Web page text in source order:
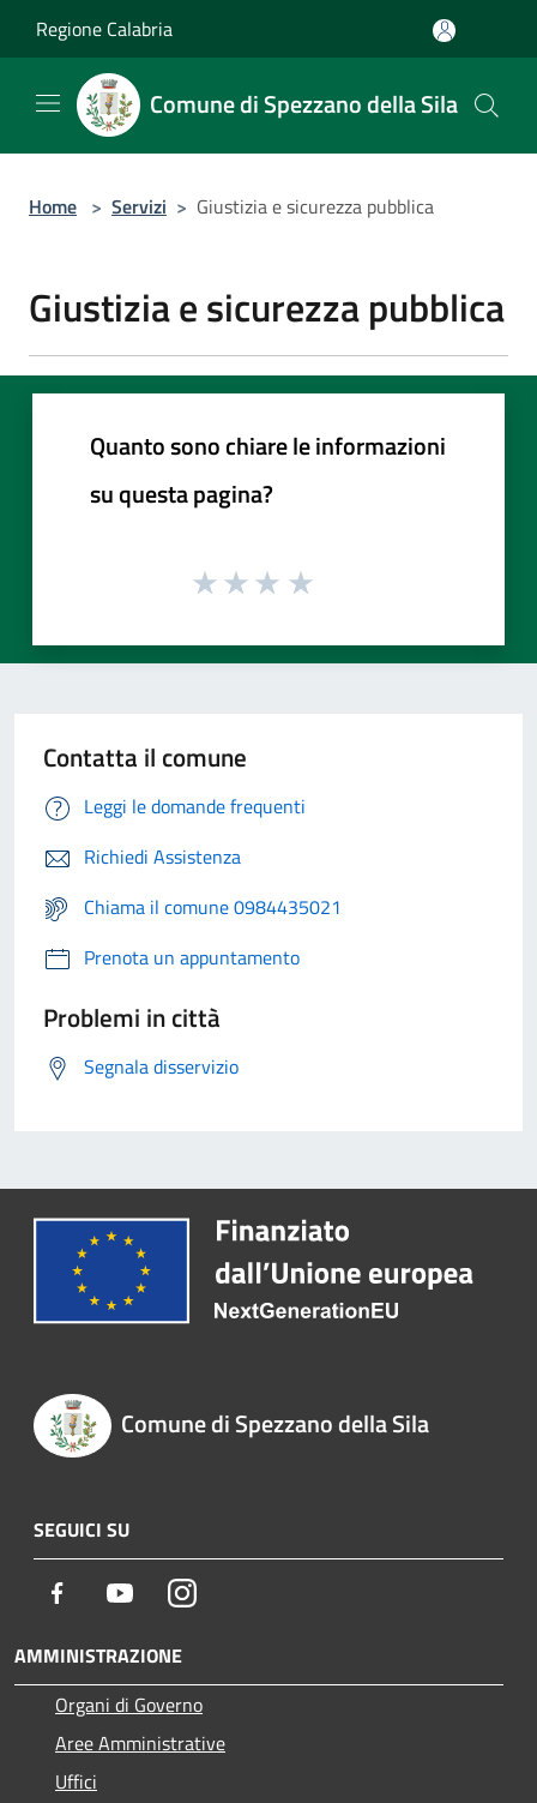
Regione Calabria
Comune di Spezzano della Sila
Home > Servizi > Giustizia e sicurezza pubblica
Giustizia e sicurezza pubblica
Quanto sono chiare le informazioni
su questa pagina?
Contatta il comune
Leggi le domande frequenti
Richiedi Assistenza
Chiama il comune 0984435021
Prenota un appuntamento
Problemi in città
Segnala disservizio
Comune di Spezzano della Sila
SEGUICI SU
Facebook YoutubeInstagram
AMMINISTRAZIONE
Organi di Governo
Aree Amministrative
Uffici